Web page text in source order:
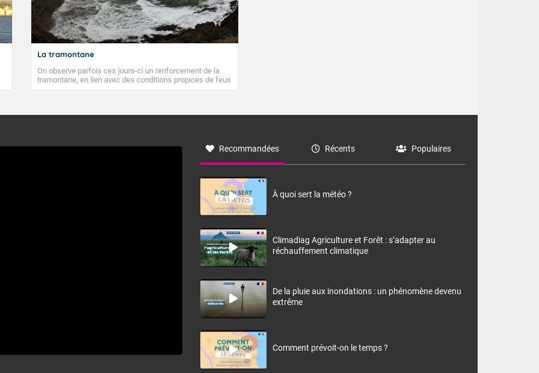
La tramontane
On observe parfois ces jours-ci un renforcement de la
tramontane, en lien avec des conditions propices de feux
de forêt. Mais qu'est-ce que la tramontane ? Quelles sont
à nord-ouest, dans un secteur qui part du Roussillon à la
monts, en allusion aux régions montagneuses d’où
Recommandées Récents Populaires
À quoi sert la météo ?
Climadiag Agriculture et Forêt : s’adapter au
réchauffement climatique
De la pluie aux inondations : un phénomène devenu
extrême
Comment prévoit-on le temps ?